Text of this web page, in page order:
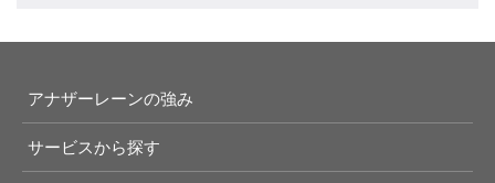
アナザーレーンの強み
サービスから探す